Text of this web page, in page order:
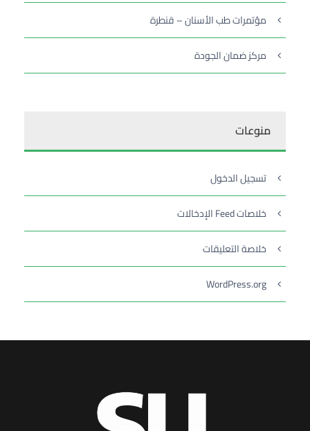
مؤتمرات طب الأسنان – قنطرة
مركز ضمان الجودة
منوعات
تسجيل الدخول
خلاصات Feed الإدخالات
خلاصة التعليقات
WordPress.org